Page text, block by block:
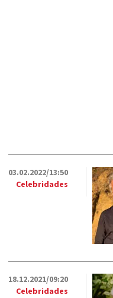
03.02.2022/13:50
Celebridades
18.12.2021/09:20
Celebridades